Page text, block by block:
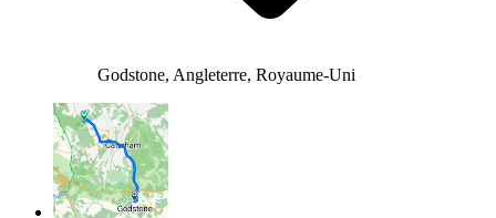
Godstone, Angleterre, Royaume-Uni